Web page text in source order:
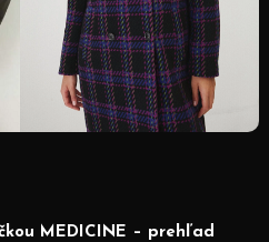
MEDICINE – prehľad